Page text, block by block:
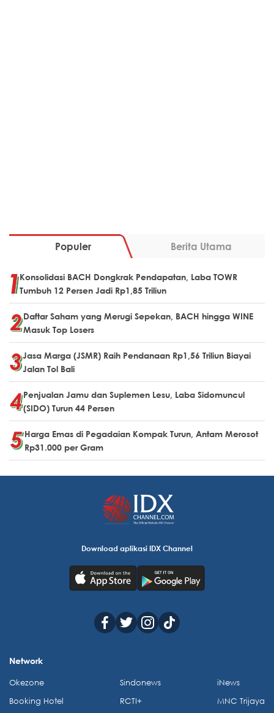
Populer Berita Utama
Konsolidasi BACH Dongkrak Pendapatan, Laba TOWR
Tumbuh 12 Persen Jadi Rp1,85 Triliun
Daftar Saham yang Merugi Sepekan, BACH hingga WINE
Masuk Top Losers
Jasa Marga (JSMR) Raih Pendanaan Rp1,56 Triliun Biayai
Jalan Tol Bali
Penjualan Jamu dan Suplemen Lesu, Laba Sidomuncul
(SIDO) Turun 44 Persen
Harga Emas di Pegadaian Kompak Turun, Antam Merosot
Rp31.000 per Gram
Download aplikasi IDX Channel
Network
Okezone
Booking Hotel
Sindonews
RCTI+
iNews
MNC Trijaya